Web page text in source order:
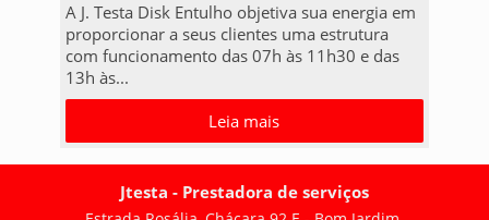
A J. Testa Disk Entulho objetiva sua energia em
proporcionar a seus clientes uma estrutura
com funcionamento das 07h às 11h30 e das
13h às...
Leia mais
Jtesta - Prestadora de serviços